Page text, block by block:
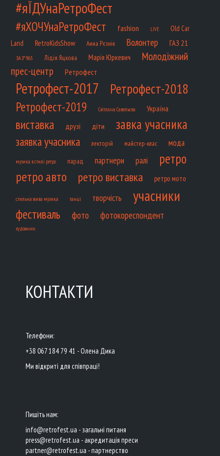
#яЇДУнаРетроФест
#яХОЧУнаРетроФест fashion LIVE
Old Car
Land
RetroKidsShow Анна Рєзнік Волонтер ГАЗ 21
ЗАЗ*965 Лідія Яцкова Марія Юркевич
Молодіжний
прес-центр
Ретрофест
Ретрофест-2017 Ретрофест-2018
Ретрофест-2019 Світлана Савельєва Україна
виставка друзі діти завка учасника
заявка учасника лекторій майстер-клас мода
музика в стилі ретро парад партнери ралі ретро
ретро авто ретро виставка ретро мото
стильна жива музика танці творчість учасники
фестиваль фото фотокореспондент
художник
КОНТАКТИ
Телефони:
+38 067 184 79 41 - Олена Дика
Ми відкриті для співпраці!
Пишіть нам:
info@retrofest.ua - загальні питаня
press@retrofest.ua - акредитація преси
partner@retrofest.ua - партнерство